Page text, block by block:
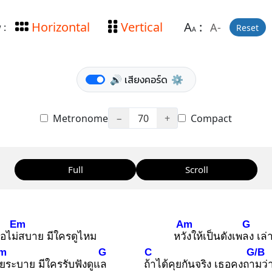
: Horizontal Vertical AA: A- Reset
🔊 เสียงคอร์ด ⚙️
Metronome − 70 + Compact
Full Scroll
ไม่ส
Em
บาย มีใครดูไหม
ระบาย มีใครรับฟังดูแล
G
หวัง
Am
ให้เป็นดังเพลง
G
เล่
ถ้า
C
ได้คุยกันจริง เธอคงถาม
G/B
ว่